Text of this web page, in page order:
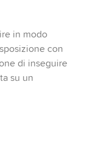
in modo
con
di inseguire
su un